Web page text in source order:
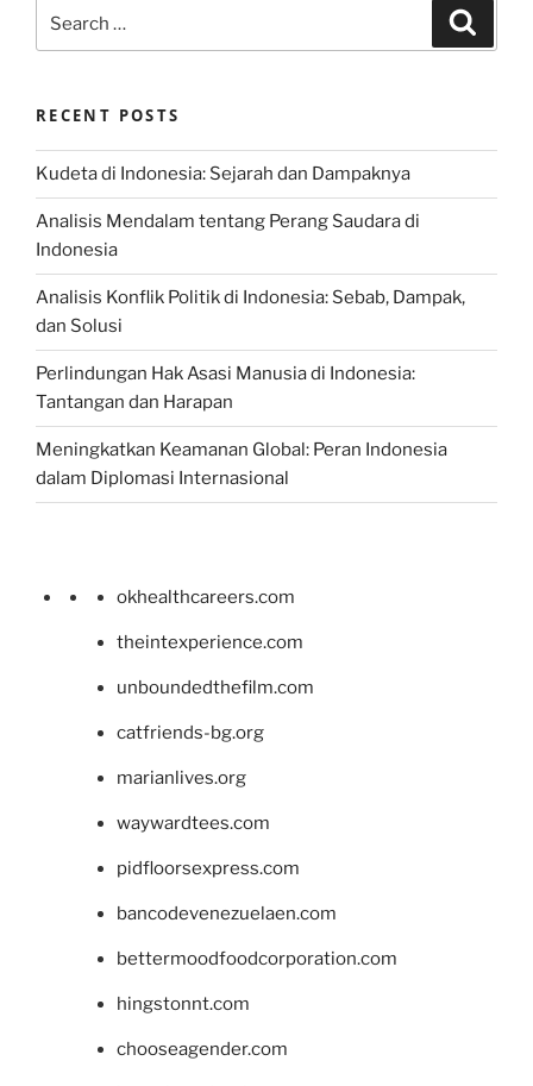
for:
RECENT POSTS
Kudeta di Indonesia: Sejarah dan Dampaknya
Analisis Mendalam tentang Perang Saudara di
Indonesia
Analisis Konflik Politik di Indonesia: Sebab, Dampak,
dan Solusi
Perlindungan Hak Asasi Manusia di Indonesia:
Tantangan dan Harapan
Meningkatkan Keamanan Global: Peran Indonesia
dalam Diplomasi Internasional
okhealthcareers.com
theintexperience.com
unboundedthefilm.com
catfriends-bg.org
marianlives.org
waywardtees.com
pidfloorsexpress.com
bancodevenezuelaen.com
bettermoodfoodcorporation.com
hingstonnt.com
chooseagender.com